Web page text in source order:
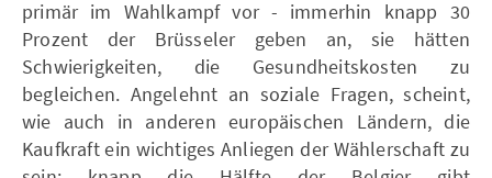
primär im Wahlkampf vor - immerhin knapp 30
Prozent der Brüsseler geben an, sie hätten
Schwierigkeiten, die Gesundheitskosten zu
begleichen. Angelehnt an soziale Fragen, scheint,
wie auch in anderen europäischen Ländern, die
Kaufkraft ein wichtiges Anliegen der Wählerschaft zu